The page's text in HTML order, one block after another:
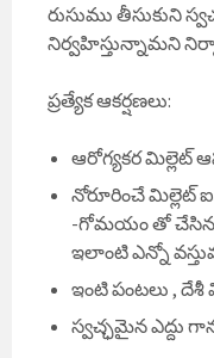
రుసుము తీసుకుని
నిర్వహిస్తున్నామని
ప్రత్యేక ఆకర్షణలు:
ఆరోగ్యకర మిల్లెట్
⁠నోరూరించే మిల్లెట్
-గోమయం తో చేసిన
ఇలాంటి ఎన్నో
ఇంటి పంటలు , దేశీ
స్వచ్ఛమైన ఎద్దు